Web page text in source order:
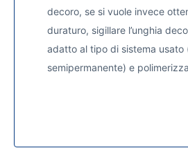
decoro, se si vuole invece
duraturo, sigillare l’unghia
adatto al tipo di sistema usato
semipermanente) e